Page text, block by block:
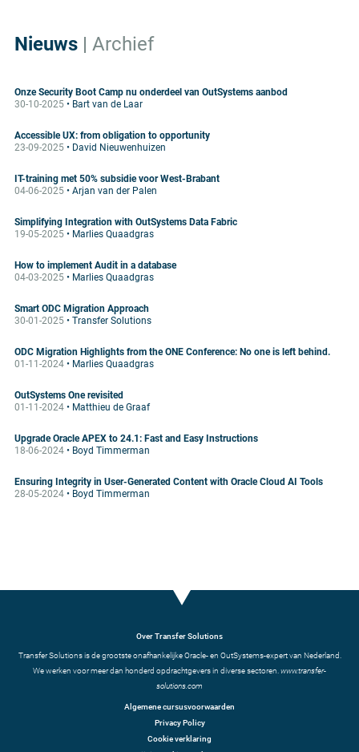
Nieuws | Archief
Onze Security Boot Camp nu onderdeel van OutSystems aanbod
30-10-2025 • Bart van de Laar
Accessible UX: from obligation to opportunity
23-09-2025 • David Nieuwenhuizen
IT-training met 50% subsidie voor West-Brabant
04-06-2025 • Arjan van der Palen
Simplifying Integration with OutSystems Data Fabric
19-05-2025 • Marlies Quaadgras
How to implement Audit in a database
04-03-2025 • Marlies Quaadgras
Smart ODC Migration Approach
30-01-2025 • Transfer Solutions
ODC Migration Highlights from the ONE Conference: No one is left behind.
01-11-2024 • Marlies Quaadgras
OutSystems One revisited
01-11-2024 • Matthieu de Graaf
Upgrade Oracle APEX to 24.1: Fast and Easy Instructions
18-06-2024 • Boyd Timmerman
Ensuring Integrity in User-Generated Content with Oracle Cloud AI Tools
28-05-2024 • Boyd Timmerman
Over Transfer Solutions
Transfer Solutions is de grootste onafhankelijke Oracle- en OutSystems-expert van Nederland.
We werken voor meer dan honderd opdrachtgevers in diverse sectoren.www.transfer-
solutions.com
Algemene cursusvoorwaarden
Privacy Policy
Cookie verklaring